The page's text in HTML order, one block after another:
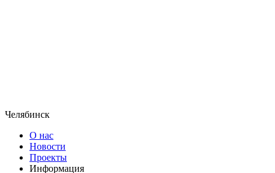
Челябинск
О нас
Новости
Проекты
Информация